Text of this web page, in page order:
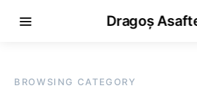
Dragoș
BROWSING CATEGORY